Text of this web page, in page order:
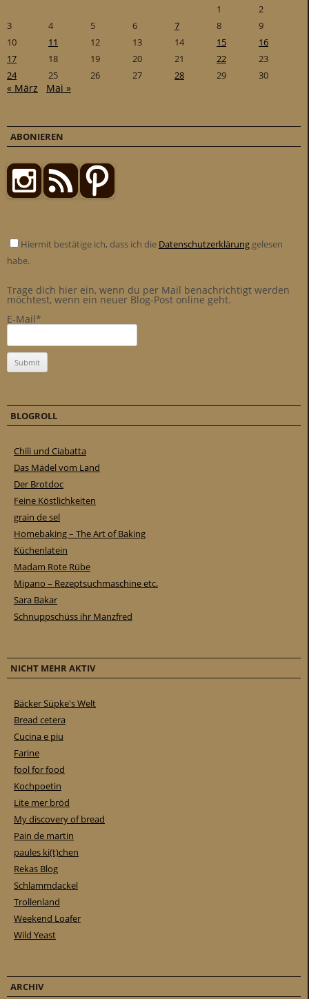
1
2
3
4 5 6 7 8
9
10
11 12 13 14 15
16
17
18 19 20 21 22
23
24
25 26 27 28 29 30
« März Mai »
ABONIEREN
Hiermit bestätige ich, dass ich die Datenschutzerklärung gelesen
habe.
Trage dich hier ein, wenn du per Mail benachrichtigt werden
möchtest, wenn ein neuer Blog-Post online geht.
E-Mail*
BLOGROLL
Chili und Ciabatta
Das Mädel vom Land
Der Brotdoc
Feine Köstlichkeiten
grain de sel
Homebaking – The Art of Baking
Küchenlatein
Madam Rote Rübe
Mipano – Rezeptsuchmaschine etc.
Sara Bakar
Schnuppschüss ihr Manzfred
NICHT MEHR AKTIV
Bäcker Süpke's Welt
Bread cetera
Cucina e piu
Farine
fool for food
Kochpoetin
Lite mer bröd
My discovery of bread
Pain de martin
paules ki(t)chen
Rekas Blog
Schlammdackel
Trollenland
Weekend Loafer
Wild Yeast
ARCHIV